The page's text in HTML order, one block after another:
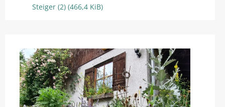
Steiger (2) (466,4 KiB)